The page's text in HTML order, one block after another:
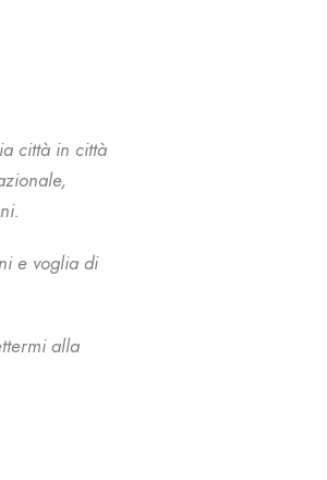
città in città
e voglia di
alla